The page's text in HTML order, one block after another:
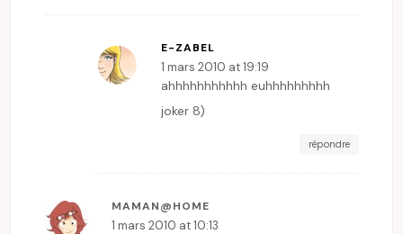
E-ZABEL
1 mars 2010 at 19:19
ahhhhhhhhhhh euhhhhhhhhh
joker 8)
répondre
MAMAN@HOME
1 mars 2010 at 10:13